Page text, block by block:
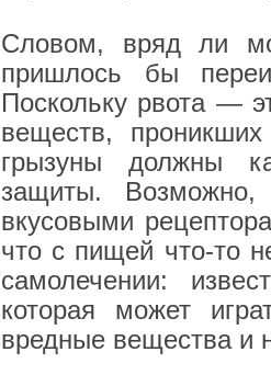
Словом, вряд ли
пришлось бы
Поскольку рвота —
веществ,
грызуны должны
защиты. Возможно,
вкусовыми
что с пищей что-то
самолечении:
которая может
вредные вещества и